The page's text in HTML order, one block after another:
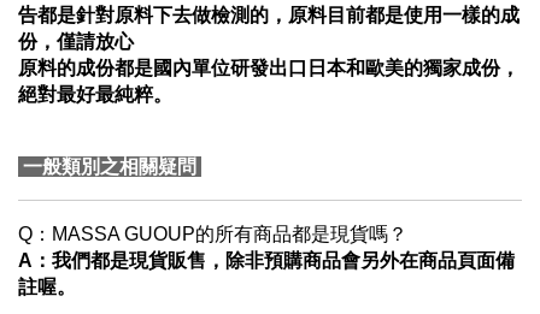
告都是針對原料下去做檢測的，原料目前都是使用一樣的成
份，僅請放心
原料的成份都是國內單位研發出口日本和歐美的獨家成份，
絕對最好最純粹。
一般類別之相關疑問
Q：MASSA GUOUP的所有商品都是現貨嗎？
A ：我們都是現貨販售，除非預購商品會另外在商品頁面備
註喔。